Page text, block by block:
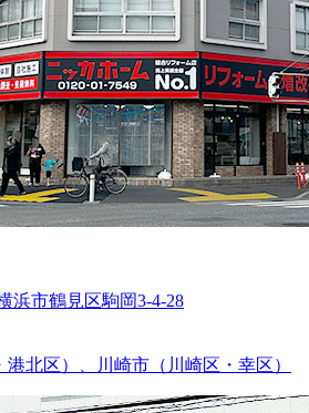
浜市鶴見区駒岡3-4-28
北区）、川崎市（川崎区・幸区）